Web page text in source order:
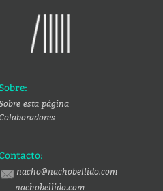
Sobre:
esta página
nacho@nachobellido.com
nachobellido.com